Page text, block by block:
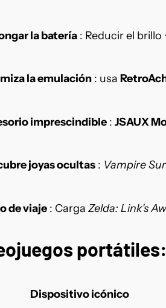
la batería : Reducir el
la emulación : usa
imprescindible : JSAUX
joyas ocultas : Vampire
de viaje : Carga Zelda: Link's
Dispositivo icónico